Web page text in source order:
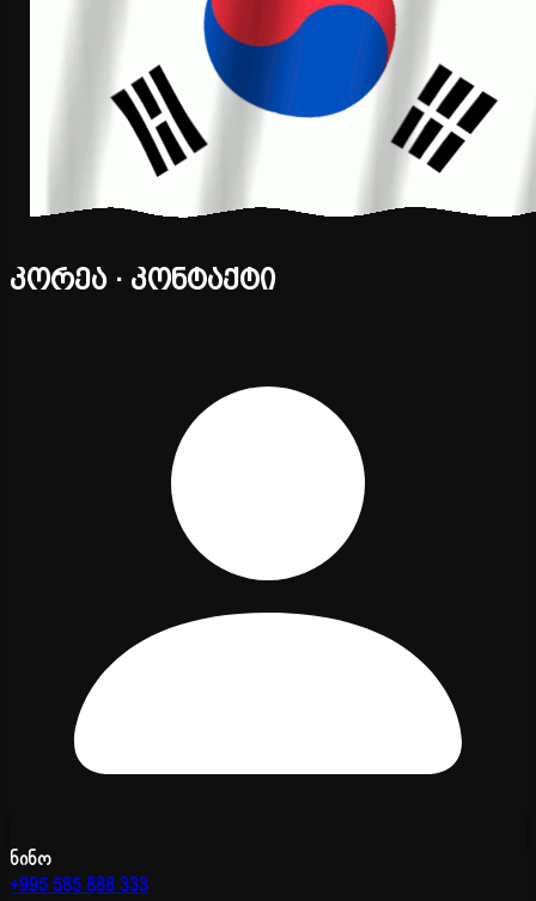
კორეა · კონტაქტი
ნინო
+995 585 888 333